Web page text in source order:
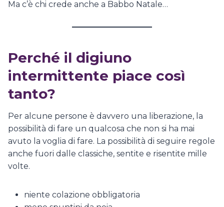
Ma c’è chi crede anche a Babbo Natale…
Perché il digiuno
intermittente piace così
tanto?
Per alcune persone è davvero una liberazione, la
possibilità di fare un qualcosa che non si ha mai
avuto la voglia di fare. La possibilità di seguire regole
anche fuori dalle classiche, sentite e risentite mille
volte.
niente colazione obbligatoria